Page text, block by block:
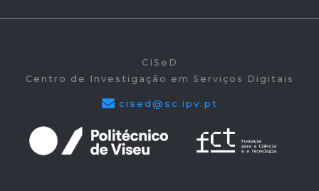
CISeD
Centro de Investigação em Serviços Digitais
cised@sc.ipv.pt